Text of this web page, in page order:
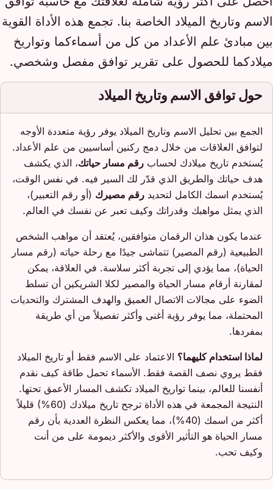
الاسم وتاريخ الميلاد الخاصة بنا. تجمع هذه الأداة القوية
بين مبادئ علم الأعداد من كل من أسماءكما وتواريخ
ميلادكما للحصول على تقرير توافق مفصل وشخصي.
حول توافق الاسم وتاريخ الميلاد
الجمع بين تحليل الاسم وتاريخ الميلاد يوفر رؤية متعددة الأوجه
لتوافق العلاقات من خلال دمج ركنين أساسيين من علم الأعداد.
يُستخدم تاريخ ميلادك لحساب رقم مسار حياتك، الذي يكشف
هدف حياتك والطريق الذي قدّر لك السير فيه. في نفس الوقت،
يُستخدم اسمك الكامل لتحديد رقم مصيرك (أو رقم التعبير)،
الذي يمثل مواهبك وقدراتك وكيف تعبر عن نفسك في العالم.
عندما يكون هذان الرقمان متوافقين، يُعتقد أن مواهب الشخص
الطبيعية (رقم المصير) تتماشى جيدًا مع رحلة حياته (رقم مسار
الحياة)، مما يؤدي إلى تجربة أكثر سلاسة. في العلاقة، يمكن
لمقارنة أرقام مسار الحياة والمصير لكلا الشريكين أن تسلط
الضوء على مجالات الاتصال العميق والهدف المشترك والتحديات
المحتملة، مما يوفر رؤية أغنى وأكثر تفصيلاً من أي طريقة
بمفردها.
لماذا استخدام كليهما؟ الاعتماد على الاسم فقط أو تاريخ الميلاد
فقط يروي نصف القصة فقط. الأسماء تحمل طاقة كيف نقدم
أنفسنا للعالم، بينما تواريخ الميلاد تكشف المسار الأعمق تحتها.
النتيجة المجمعة في هذه الأداة ترجح تاريخ ميلادك (60%) قليلاً
أكثر من اسمك (40%)، مما يعكس النظرة العددية بأن رقم
مسار الحياة هو التأثير الأقوى والأكثر ديمومة على من أنت
وكيف تحب.